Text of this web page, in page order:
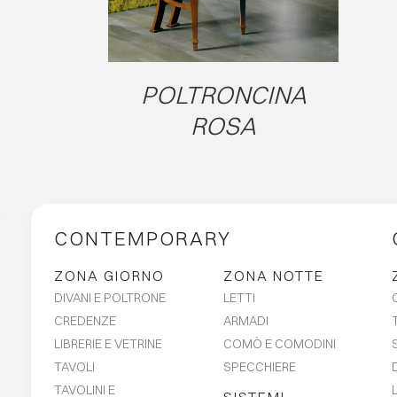
POLTRONCINA
ROSA
CONTEMPORARY
ZONA GIORNO
DIVANI E POLTRONE
CREDENZE
LIBRERIE E VETRINE
TAVOLI
TAVOLINI E
ZONA NOTTE
LETTI
ARMADI
COMÒ E COMODINI
SPECCHIERE